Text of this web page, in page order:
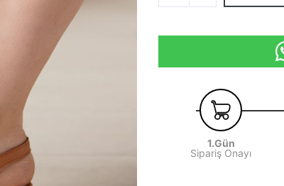
1.Gün
Sipariş Onayı